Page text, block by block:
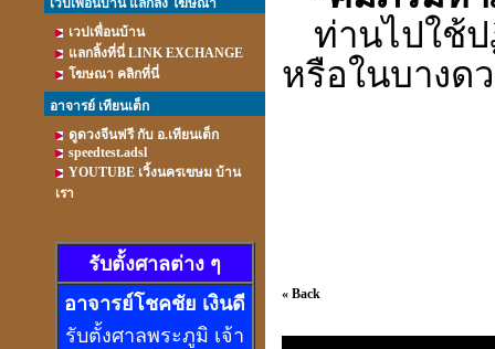
เวปเพื่อนบ้าน แลกลิ้ง โฆษณา
เวปเพื่อนบ้าน
แลกลิ้งที่นี่ LINK EXCHANGE
โฆษณา คลิกที่นี่
อาจารย์ เทียนเต็ก
ดูดวงจีนฟรี กับ อ.เทียนเต็ก
speedtest.adsl
YOUTUBE เวิ้งนครเขษม บ้าน
เรา
รับตั้งศาลต่าง ๆ
อาจารย์โชคชัย เงินดี
รับตั้งศาลพระภูมิ เจ้า
ท่านไปใช้
หรือในบางด
« Back